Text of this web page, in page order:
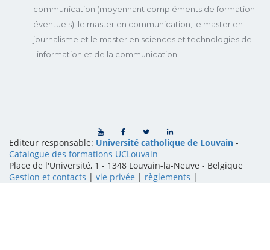
communication (moyennant compléments de formation
éventuels): le master en communication, le master en
journalisme et le master en sciences et technologies de
l'information et de la communication.
Editeur responsable: Université catholique de Louvain -
Catalogue des formations UCLouvain
Place de l'Université, 1 - 1348 Louvain-la-Neuve - Belgique
Gestion et contacts | vie privée | règlements |